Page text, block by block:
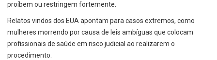
proíbem ou restringem fortemente.
Relatos vindos dos EUA apontam para casos extremos, como
mulheres morrendo por causa de leis ambíguas que colocam
profissionais de saúde em risco judicial ao realizarem o
procedimento.